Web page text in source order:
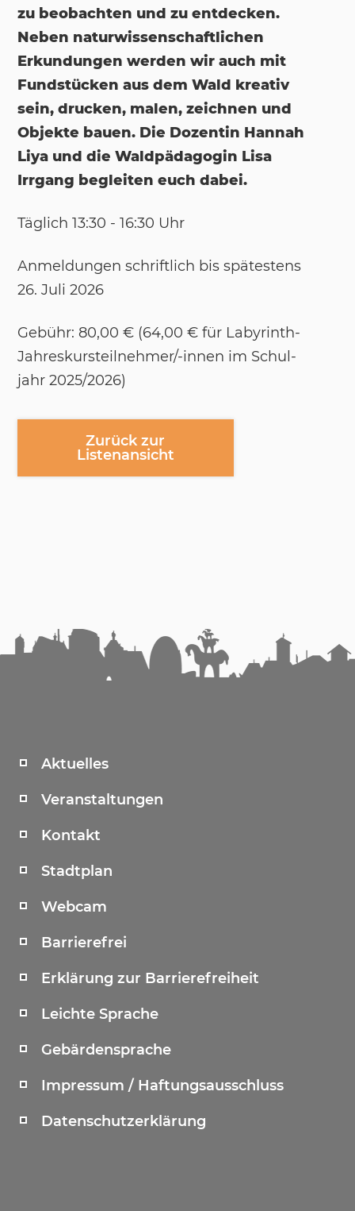
zu beobachten und zu entdecken.
Neben naturwissenschaftlichen
Erkundungen werden wir auch mit
Fundstücken aus dem Wald kreativ
sein, drucken, malen, zeichnen und
Objekte bauen. Die Dozentin Hannah
Liya und die Waldpädagogin Lisa
Irrgang begleiten euch dabei.
Täg­lich 13:30 - 16:30 Uhr
An­mel­dun­gen schrift­lich bis spä­tes­tens
26. Juli 2026
Ge­bühr: 80,00 € (64,00 € für La­by­rinth-
Jah­res­kurs­teil­neh­mer/-​in­nen im Schul­
jahr 2025/​2026)
Zurück zur
Listenansicht
Aktuelles
Veranstaltungen
Kontakt
Stadtplan
Webcam
Barrierefrei
Erklärung zur Barrierefreiheit
Leichte Sprache
Gebärdensprache
Impressum / Haftungsausschluss
Datenschutzerklärung